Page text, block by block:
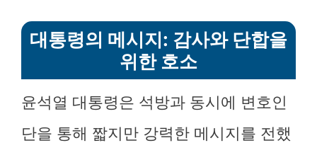
대통령의 메시지: 감사와 단합을
위한 호소
윤석열 대통령은 석방과 동시에 변호인
단을 통해 짧지만 강력한 메시지를 전했